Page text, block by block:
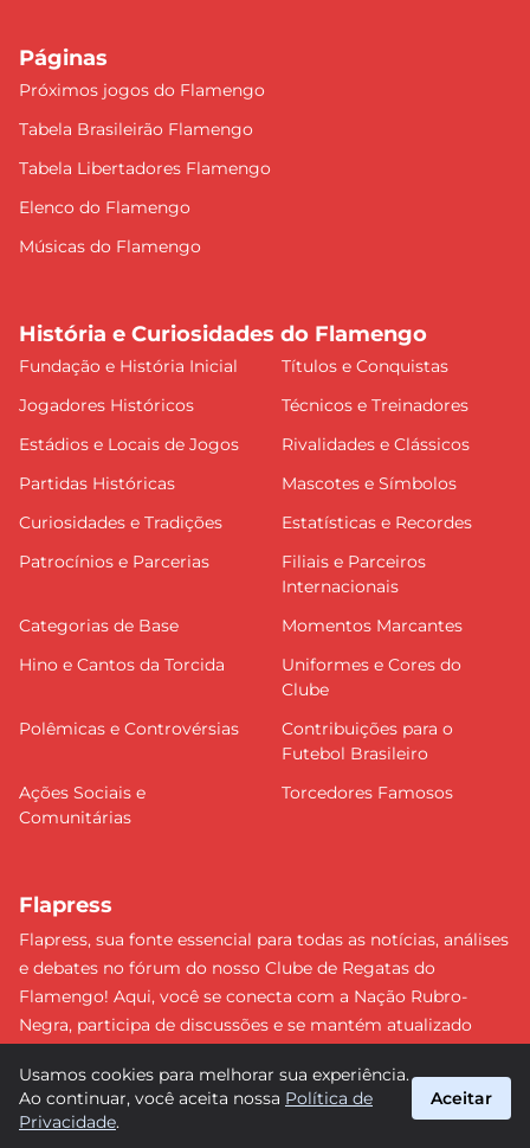
Páginas
Próximos jogos do Flamengo
Tabela Brasileirão Flamengo
Tabela Libertadores Flamengo
Elenco do Flamengo
Músicas do Flamengo
História e Curiosidades do Flamengo
Fundação e História Inicial
Títulos e Conquistas
Jogadores Históricos
Técnicos e Treinadores
Estádios e Locais de Jogos
Rivalidades e Clássicos
Partidas Históricas
Mascotes e Símbolos
Curiosidades e Tradições
Estatísticas e Recordes
Patrocínios e Parcerias
Filiais e Parceiros
Internacionais
Categorias de Base
Momentos Marcantes
Hino e Cantos da Torcida
Uniformes e Cores do
Clube
Polêmicas e Controvérsias
Contribuições para o
Futebol Brasileiro
Ações Sociais e
Comunitárias
Torcedores Famosos
Flapress
Flapress, sua fonte essencial para todas as notícias, análises
e debates no fórum do nosso Clube de Regatas do
Flamengo! Aqui, você se conecta com a Nação Rubro-
Negra, participa de discussões e se mantém atualizado
lance e esteja sempre à frente, junto da torcida mais
apaixonada do Brasil! #Flamengo #Flapress
Usamos cookies para melhorar sua experiência.
Ao continuar, você aceita nossa Política de
Privacidade.
Aceitar